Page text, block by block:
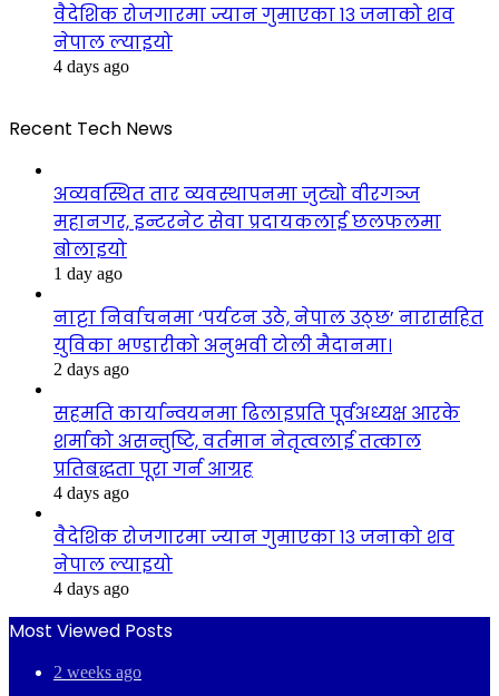
वैदेशिक रोजगारमा ज्यान गुमाएका १३ जनाको शव
नेपाल ल्याइयो
4 days ago
Recent Tech News
अव्यवस्थित तार व्यवस्थापनमा जुट्यो वीरगञ्ज
महानगर, इन्टरनेट सेवा प्रदायकलाई छलफलमा
बोलाइयो
1 day ago
नाट्टा निर्वाचनमा ‘पर्यटन उठे, नेपाल उठ्छ’ नारासहित
युविका भण्डारीको अनुभवी टोली मैदानमा।
2 days ago
सहमति कार्यान्वयनमा ढिलाइप्रति पूर्वअध्यक्ष आरके
शर्माको असन्तुष्टि, वर्तमान नेतृत्वलाई तत्काल
प्रतिबद्धता पूरा गर्न आग्रह
4 days ago
वैदेशिक रोजगारमा ज्यान गुमाएका १३ जनाको शव
नेपाल ल्याइयो
4 days ago
Most Viewed Posts
2 weeks ago